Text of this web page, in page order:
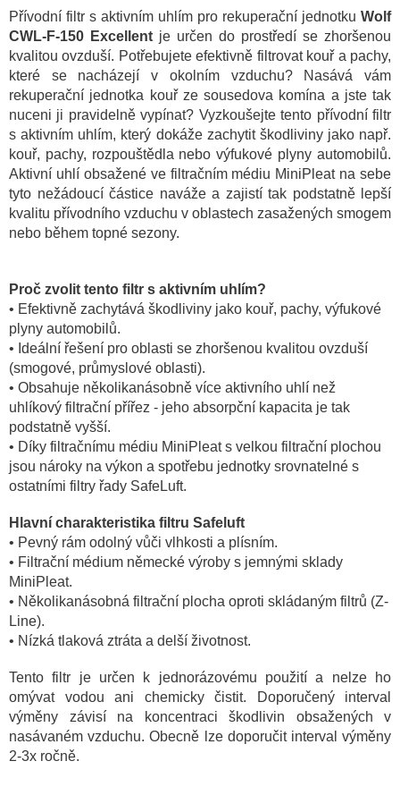
Přívodní filtr s aktivním uhlím pro rekuperační jednotku Wolf
CWL-F-150 Excellent je určen do prostředí se zhoršenou
kvalitou ovzduší. Potřebujete efektivně filtrovat kouř a pachy,
které se nacházejí v okolním vzduchu? Nasává vám
rekuperační jednotka kouř ze sousedova komína a jste tak
nuceni ji pravidelně vypínat? Vyzkoušejte tento přívodní filtr
s aktivním uhlím, který dokáže zachytit škodliviny jako např.
kouř, pachy, rozpouštědla nebo výfukové plyny automobilů.
Aktivní uhlí obsažené ve filtračním médiu MiniPleat na sebe
tyto nežádoucí částice naváže a zajistí tak podstatně lepší
kvalitu přívodního vzduchu v oblastech zasažených smogem
nebo během topné sezony.
Proč zvolit tento filtr s aktivním uhlím?
• Efektivně zachytává škodliviny jako kouř, pachy, výfukové
plyny automobilů.
• Ideální řešení pro oblasti se zhoršenou kvalitou ovzduší
(smogové, průmyslové oblasti).
• Obsahuje několikanásobně více aktivního uhlí než
uhlíkový filtrační přířez - jeho absorpční kapacita je tak
podstatně vyšší.
• Díky filtračnímu médiu MiniPleat s velkou filtrační plochou
jsou nároky na výkon a spotřebu jednotky srovnatelné s
ostatními filtry řady SafeLuft.
Hlavní charakteristika filtru Safeluft
• Pevný rám odolný vůči vlhkosti a plísním.
• Filtrační médium německé výroby s jemnými sklady
MiniPleat.
• Několikanásobná filtrační plocha oproti skládaným filtrů (Z-
Line).
• Nízká tlaková ztráta a delší životnost.
Tento filtr je určen k jednorázovému použití a nelze ho
omývat vodou ani chemicky čistit. Doporučený interval
výměny závisí na koncentraci škodlivin obsažených v
nasávaném vzduchu. Obecně lze doporučit interval výměny
2-3x ročně.